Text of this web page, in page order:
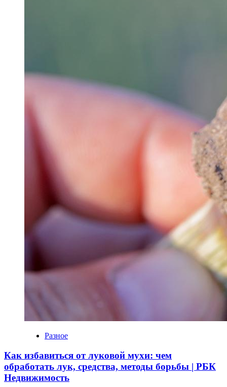
Разное
Как избавиться от луковой мухи: чем
обработать лук, средства, методы борьбы | РБК
Недвижимость